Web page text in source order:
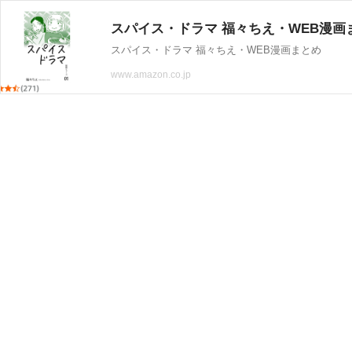
スパイス・ドラマ 福々ちえ・WEB漫画
スパイス・ドラマ 福々ちえ・WEB漫画まとめ
www.amazon.co.jp